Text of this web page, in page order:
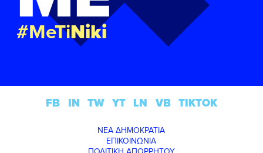
#MeTiNiki
ΝΕΑ ΔΗΜΟΚΡΑΤΙΑ
ΕΠΙΚΟΙΝΩΝΙΑ
FB IN TW YT LN VB TIKTOK